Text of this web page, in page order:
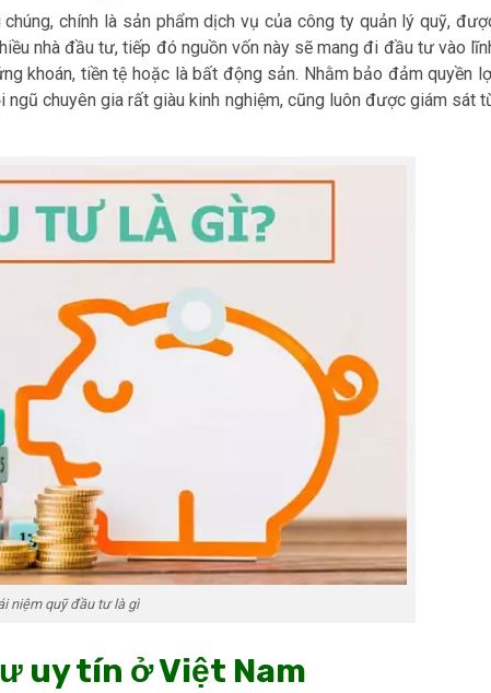
chính là sản phẩm dịch vụ của công ty quản lý quỹ,
nhà đầu tư, tiếp đó nguồn vốn này sẽ mang đi đầu tư vào
khoán, tiền tệ hoặc là bất động sản. Nhằm bảo đảm quyền
chuyên gia rất giàu kinh nghiệm, cũng luôn được giám sát
niệm quỹ đầu tư là gì
uy tín ở Việt Nam